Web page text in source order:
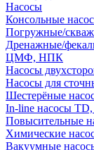
Насосы
Консольные
Погружные/
Дренажные/
ЦМФ, НПК
Насосы
Насосы для
Шестерёные
In-line насосы
Повысительные
Химические
Вакуумные